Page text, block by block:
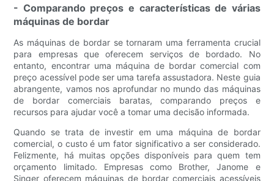
- Comparando preços e características de várias
máquinas de bordar
As máquinas de bordar se tornaram uma ferramenta crucial
para empresas que oferecem serviços de bordado. No
entanto, encontrar uma máquina de bordar comercial com
preço acessível pode ser uma tarefa assustadora. Neste guia
abrangente, vamos nos aprofundar no mundo das máquinas
de bordar comerciais baratas, comparando preços e
recursos para ajudar você a tomar uma decisão informada.
Quando se trata de investir em uma máquina de bordar
comercial, o custo é um fator significativo a ser considerado.
Felizmente, há muitas opções disponíveis para quem tem
orçamento limitado. Empresas como Brother, Janome e
Singer oferecem máquinas de bordar comerciais acessíveis